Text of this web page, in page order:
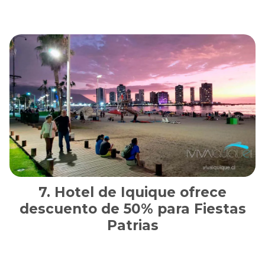
Hotel de Iquique ofrece
descuento de 50% para Fiestas
Patrias